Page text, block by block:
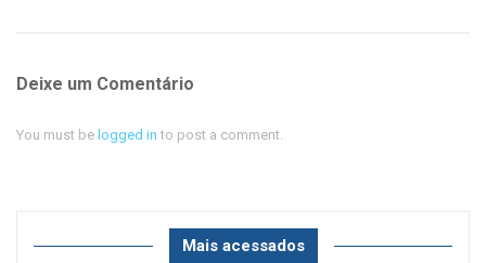
Deixe um Comentário
You must be logged in to post a comment.
Mais acessados